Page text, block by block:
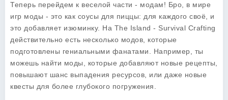
Теперь перейдем к веселой части - модам! Бро, в мире
игр моды - это как соусы для пиццы: для каждого своё, и
это добавляет изюминку. На The Island - Survival Crafting
действительно есть несколько модов, которые
подготовлены гениальными фанатами. Например, ты
можешь найти моды, которые добавляют новые рецепты,
повышают шанс выпадения ресурсов, или даже новые
квесты для более глубокого погружения.